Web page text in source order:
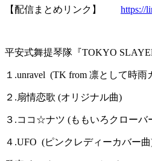
【配信まとめリンク】 https://
平安式舞提琴隊『TOKYO
１.unravel (TK from 凛として時雨
２.扇情恋歌 (オリジナル曲)
３.ココ☆ナツ (ももいろクローバ
４.UFO (ピンクレディーカバー